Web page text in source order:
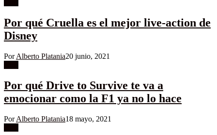
Por qué Cruella es el mejor live-action de
Disney
PorAlberto Platania20 junio, 2021
Por qué Drive to Survive te va a
emocionar como la F1 ya no lo hace
PorAlberto Platania18 mayo, 2021